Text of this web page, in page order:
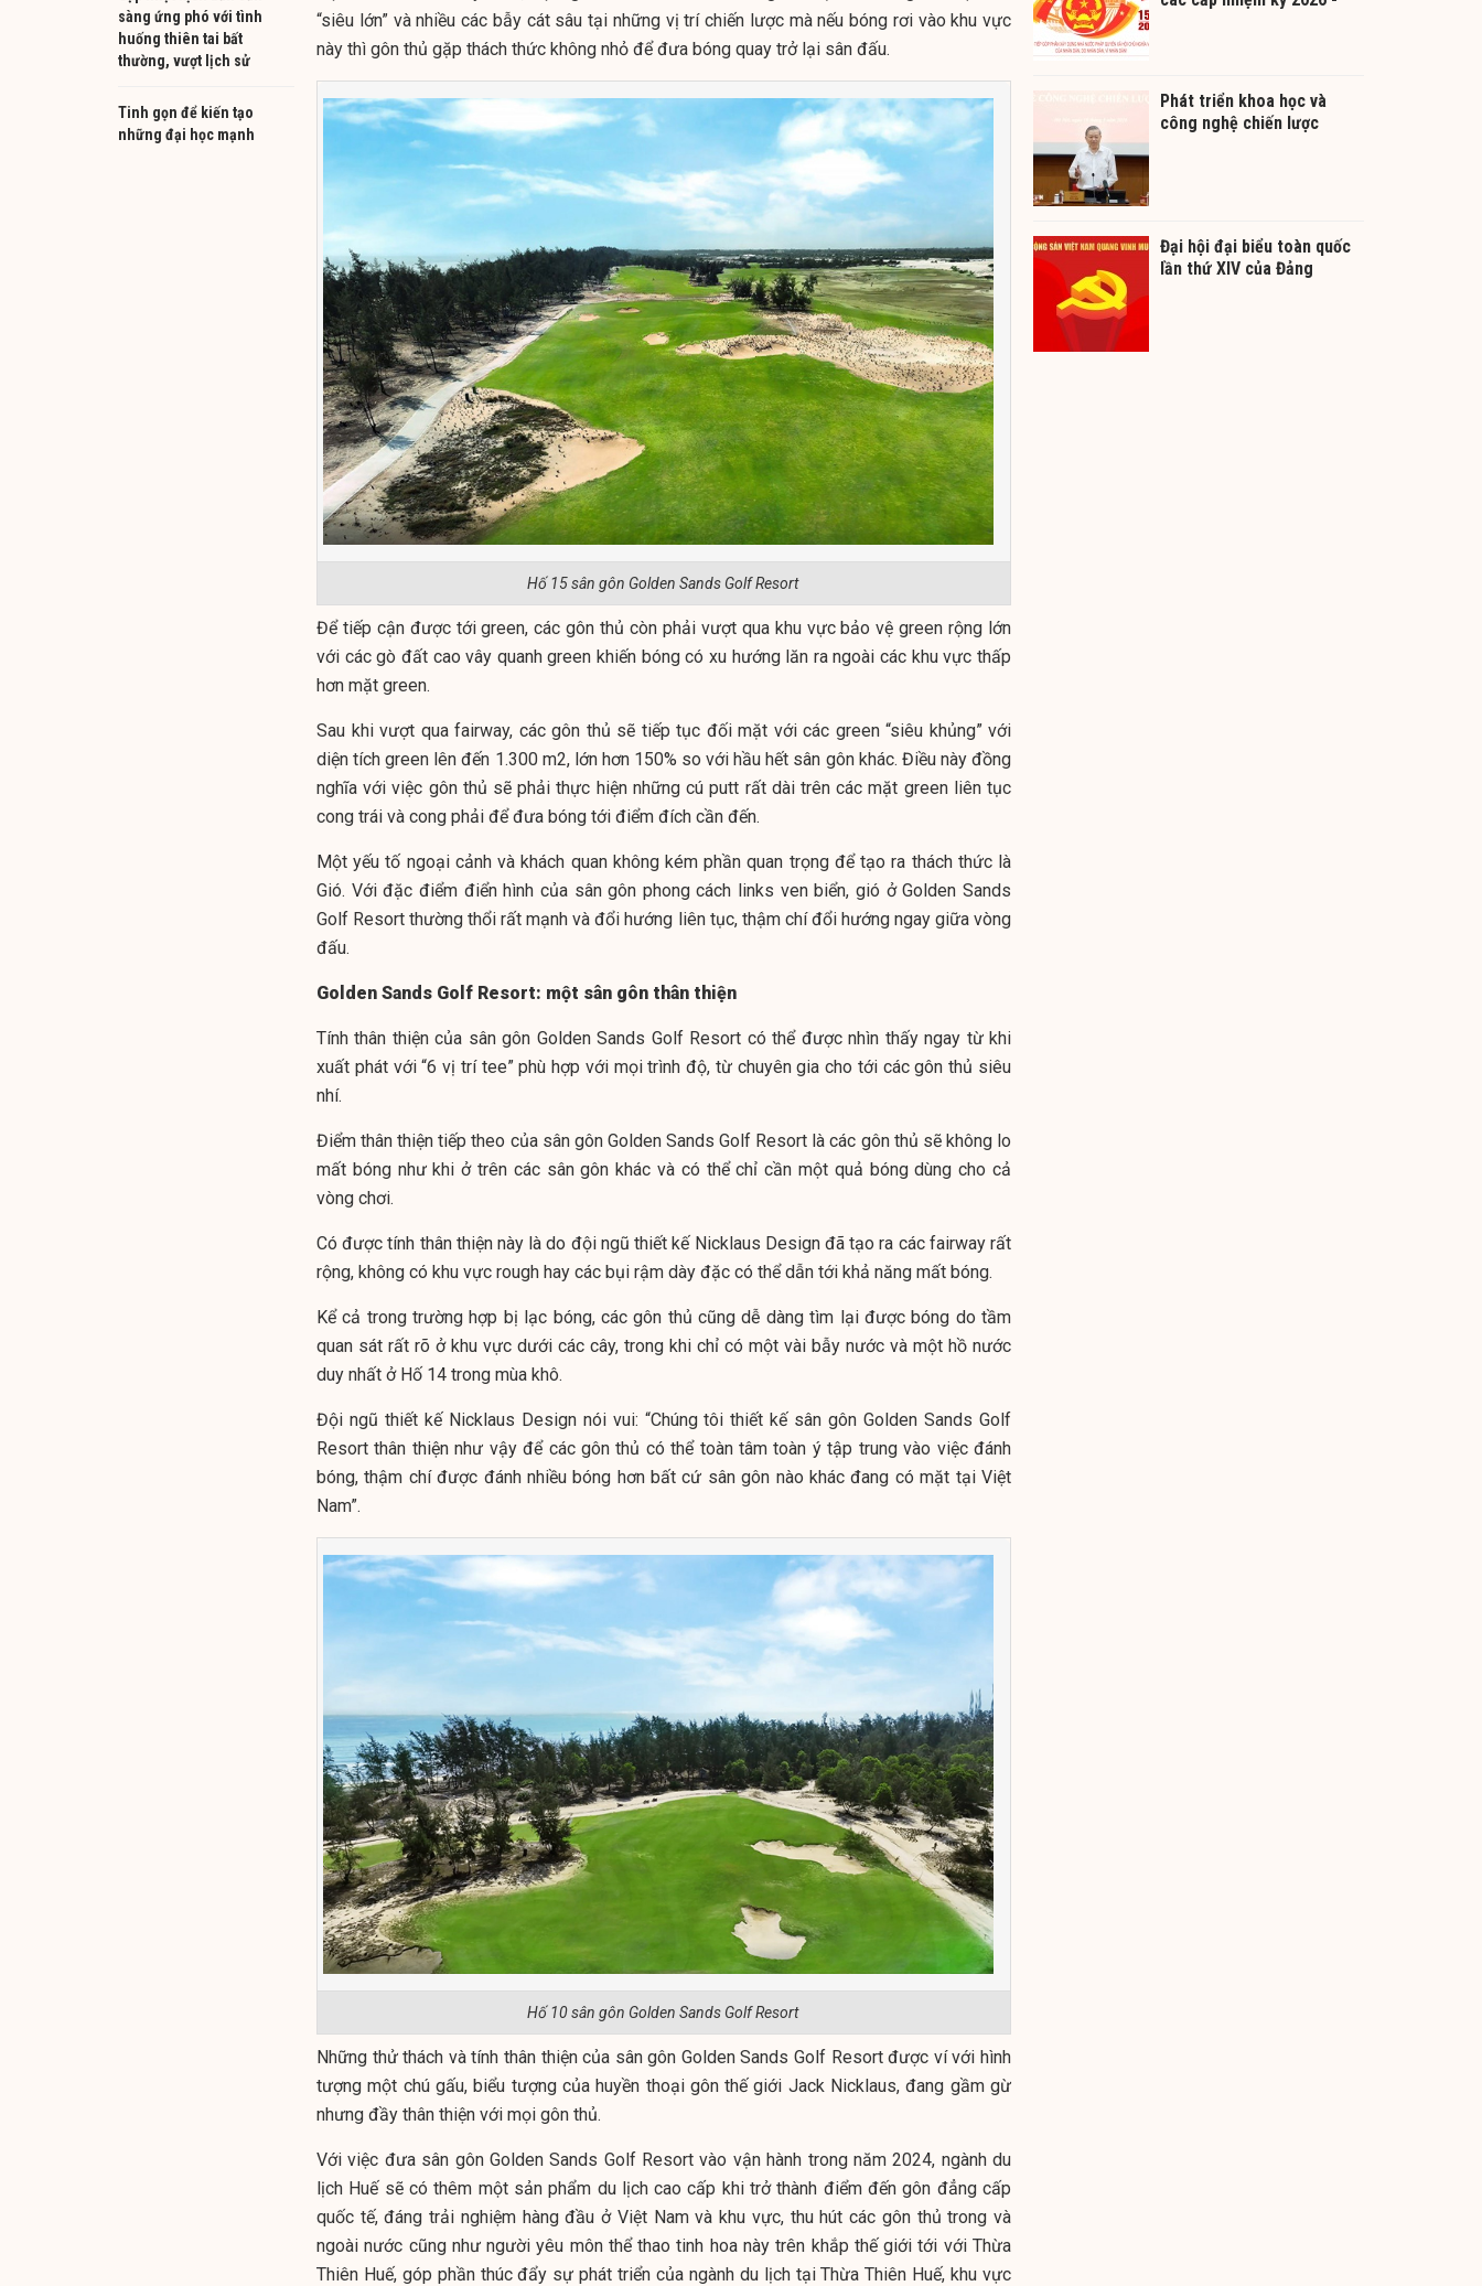
sàng ứng phó với tình
huống thiên tai bất
thường, vượt lịch sử
Tinh gọn để kiến tạo
những đại học mạnh
“siêu lớn” và nhiều các bẫy cát sâu tại những vị trí chiến lược mà nếu bóng rơi vào khu vực
này thì gôn thủ gặp thách thức không nhỏ để đưa bóng quay trở lại sân đấu.
Hố 15 sân gôn Golden Sands Golf Resort
Để tiếp cận được tới green, các gôn thủ còn phải vượt qua khu vực bảo vệ green rộng lớn
với các gò đất cao vây quanh green khiến bóng có xu hướng lăn ra ngoài các khu vực thấp
hơn mặt green.
Sau khi vượt qua fairway, các gôn thủ sẽ tiếp tục đối mặt với các green “siêu khủng” với
diện tích green lên đến 1.300 m2, lớn hơn 150% so với hầu hết sân gôn khác. Điều này đồng
nghĩa với việc gôn thủ sẽ phải thực hiện những cú putt rất dài trên các mặt green liên tục
cong trái và cong phải để đưa bóng tới điểm đích cần đến.
Một yếu tố ngoại cảnh và khách quan không kém phần quan trọng để tạo ra thách thức là
Gió. Với đặc điểm điển hình của sân gôn phong cách links ven biển, gió ở Golden Sands
Golf Resort thường thổi rất mạnh và đổi hướng liên tục, thậm chí đổi hướng ngay giữa vòng
đấu.
Golden Sands Golf Resort: một sân gôn thân thiện
Tính thân thiện của sân gôn Golden Sands Golf Resort có thể được nhìn thấy ngay từ khi
xuất phát với “6 vị trí tee” phù hợp với mọi trình độ, từ chuyên gia cho tới các gôn thủ siêu
nhí.
Điểm thân thiện tiếp theo của sân gôn Golden Sands Golf Resort là các gôn thủ sẽ không lo
mất bóng như khi ở trên các sân gôn khác và có thể chỉ cần một quả bóng dùng cho cả
vòng chơi.
Có được tính thân thiện này là do đội ngũ thiết kế Nicklaus Design đã tạo ra các fairway rất
rộng, không có khu vực rough hay các bụi rậm dày đặc có thể dẫn tới khả năng mất bóng.
Kể cả trong trường hợp bị lạc bóng, các gôn thủ cũng dễ dàng tìm lại được bóng do tầm
quan sát rất rõ ở khu vực dưới các cây, trong khi chỉ có một vài bẫy nước và một hồ nước
duy nhất ở Hố 14 trong mùa khô.
Đội ngũ thiết kế Nicklaus Design nói vui: “Chúng tôi thiết kế sân gôn Golden Sands Golf
Resort thân thiện như vậy để các gôn thủ có thể toàn tâm toàn ý tập trung vào việc đánh
bóng, thậm chí được đánh nhiều bóng hơn bất cứ sân gôn nào khác đang có mặt tại Việt
Nam”.
Hố 10 sân gôn Golden Sands Golf Resort
Những thử thách và tính thân thiện của sân gôn Golden Sands Golf Resort được ví với hình
tượng một chú gấu, biểu tượng của huyền thoại gôn thế giới Jack Nicklaus, đang gầm gừ
nhưng đầy thân thiện với mọi gôn thủ.
Với việc đưa sân gôn Golden Sands Golf Resort vào vận hành trong năm 2024, ngành du
lịch Huế sẽ có thêm một sản phẩm du lịch cao cấp khi trở thành điểm đến gôn đẳng cấp
quốc tế, đáng trải nghiệm hàng đầu ở Việt Nam và khu vực, thu hút các gôn thủ trong và
ngoài nước cũng như người yêu môn thể thao tinh hoa này trên khắp thế giới tới với Thừa
Thiên Huế, góp phần thúc đẩy sự phát triển của ngành du lịch tại Thừa Thiên Huế, khu vực
Phát triển khoa học và
công nghệ chiến lược
Đại hội đại biểu toàn quốc
lần thứ XIV của Đảng